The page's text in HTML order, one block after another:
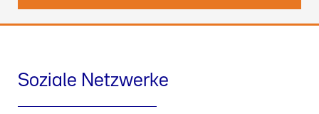
Soziale Netzwerke